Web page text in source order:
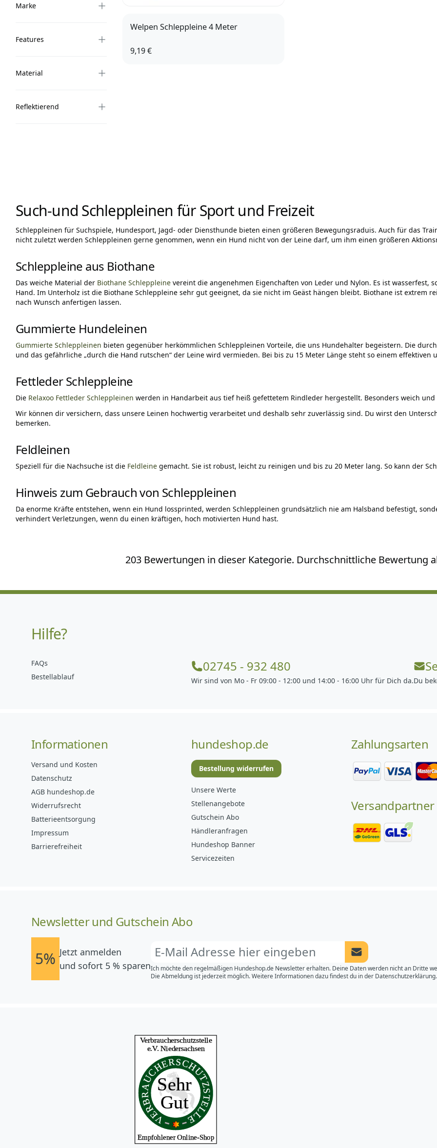
Marke
Features
Material
Reflektierend
Welpen Schleppleine 4 Meter
9,19 €
Such-und Schleppleinen für Sport und Freizeit
Schleppleinen für Suchspiele, Hundesport, Jagd- oder Diensthunde bieten einen größeren Bewegungsraduis. Auch für das
nicht zuletzt werden Schleppleinen gerne genommen, wenn ein Hund nicht von der Leine darf, um ihm einen größeren
Schleppleine aus Biothane
Das weiche Material der Biothane Schleppleine vereint die angenehmen Eigenchaften von Leder und Nylon. Es ist
Hand. Im Unterholz ist die Biothane Schleppleine sehr gut geeignet, da sie nicht im Geäst hängen bleibt. Biothane ist extrem
nach Wunsch anfertigen lassen.
Gummierte Hundeleinen
Gummierte Schleppleinen bieten gegenüber herkömmlichen Schleppleinen Vorteile, die uns Hundehalter begeistern. Die
und das gefährliche „durch die Hand rutschen“ der Leine wird vermieden. Bei bis zu 15 Meter Länge steht so einem
Fettleder Schleppleine
Die Relaxoo Fettleder Schleppleinen werden in Handarbeit aus tief heiß gefettetem Rindleder hergestellt. Besonders weich
Wir können dir versichern, dass unsere Leinen hochwertig verarbeitet und deshalb sehr zuverlässig sind. Du wirst den
bemerken.
Feldleinen
Speziell für die Nachsuche ist die Feldleine gemacht. Sie ist robust, leicht zu reinigen und bis zu 20 Meter lang. So kann der
Hinweis zum Gebrauch von Schleppleinen
Da enorme Kräfte entstehen, wenn ein Hund lossprinted, werden Schleppleinen grundsätzlich nie am Halsband befestigt,
verhindert Verletzungen, wenn du einen kräftigen, hoch motivierten Hund hast.
203 Bewertungen in dieser Kategorie. Durchschnittliche Bewertung
Hilfe?
FAQs
Bestellablauf
02745 - 932 480
Wir sind von Mo - Fr 09:00 - 12:00 und 14:00 - 16:00 Uhr für Dich da.Du
Informationen
Versand und Kosten
Datenschutz
AGB hundeshop.de
Widerrufsrecht
Batterieentsorgung
Impressum
Barrierefreiheit
hundeshop.de
Bestellung widerrufen
Unsere Werte
Stellenangebote
Gutschein Abo
Händleranfragen
Hundeshop Banner
Servicezeiten
Zahlungsarten
Versandpartner
Newsletter und Gutschein Abo
5% Jetzt anmelden
und sofort 5 % sparen
Newsletter Anmeldung
Ich möchte den regelmäßigen Hundeshop.de Newsletter erhalten. Deine Daten werden nicht an Dritte
Die Abmeldung ist jederzeit möglich. Weitere Informationen dazu findest du in der Datenschutzerklärung.